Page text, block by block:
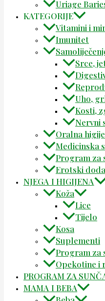
Uriage
KATEGORIJE
Vitamini i
Imunitet
Srce,
Uho,
Kosti,
Nervni
Oralna
Medicinska
Program za
Erotski
NJEGA I HIGIJENA
Koža
Lice
Tijelo
Kosa
Suplementi
Program za
Opekotine i
PROGRAM ZA
MAMA I BEBA